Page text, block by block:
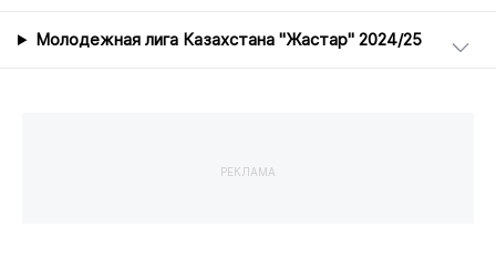
Молодежная лига Казахстана "Жастар" 2024/25
РЕКЛАМА